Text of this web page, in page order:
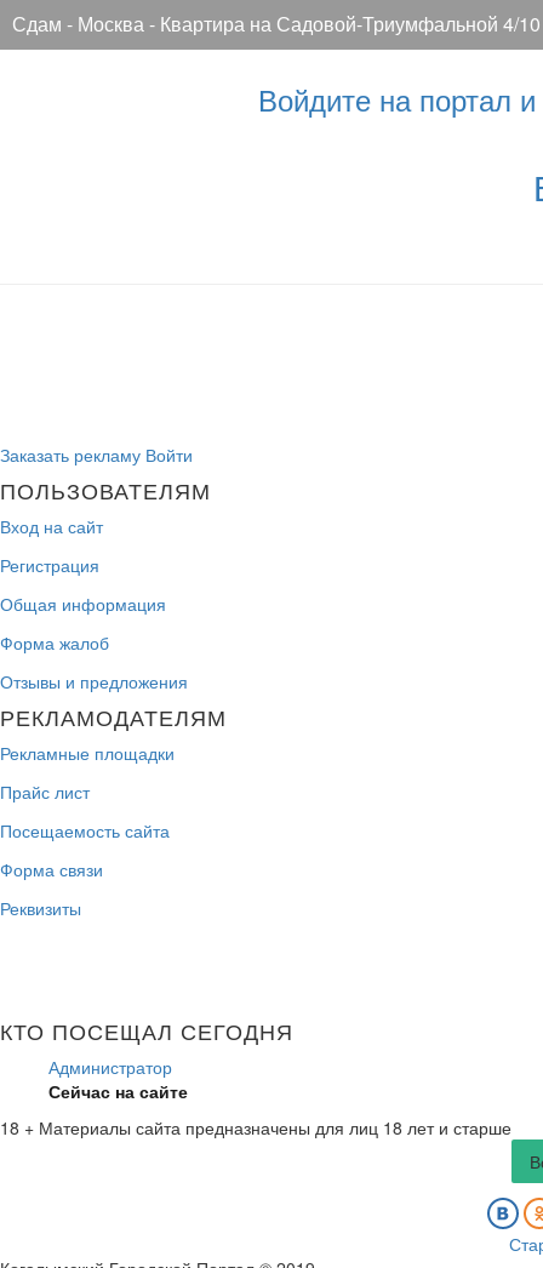
Сдам - Москва - Квартира на Садовой-Триумфальной 4/10
Войдите на портал
Заказать рекламу Войти
ПОЛЬЗОВАТЕЛЯМ
Вход на сайт
Регистрация
Общая информация
Форма жалоб
Отзывы и предложения
РЕКЛАМОДАТЕЛЯМ
Рекламные площадки
Прайс лист
Посещаемость сайта
Форма связи
Реквизиты
КТО ПОСЕЩАЛ СЕГОДНЯ
Администратор
Сейчас на сайте
18 + Материалы сайта предназначены для лиц 18 лет и старше